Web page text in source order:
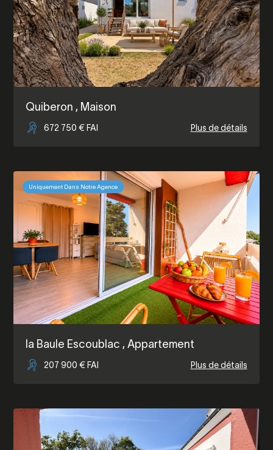
Quiberon , Maison
672 750 € FAI Plus de détails
Uniquement Dans Notre Agence
la Baule Escoublac , Appartement
207 900 € FAI Plus de détails